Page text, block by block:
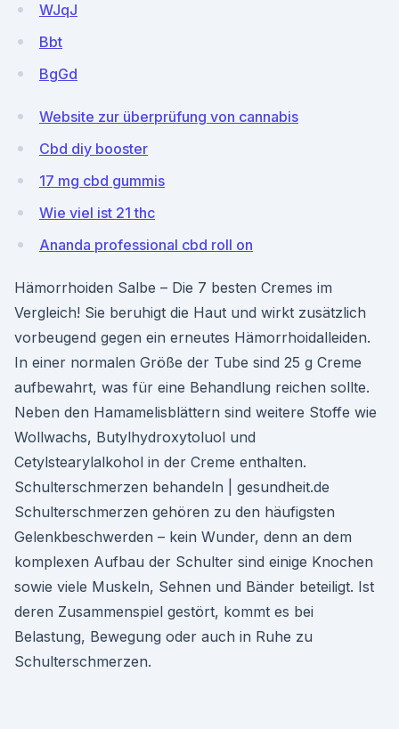
WJqJ
Bbt
BgGd
Website zur überprüfung von cannabis
Cbd diy booster
17 mg cbd gummis
Wie viel ist 21 thc
Ananda professional cbd roll on
Hämorrhoiden Salbe – Die 7 besten Cremes im
Vergleich! Sie beruhigt die Haut und wirkt zusätzlich
vorbeugend gegen ein erneutes Hämorrhoidalleiden.
In einer normalen Größe der Tube sind 25 g Creme
aufbewahrt, was für eine Behandlung reichen sollte.
Neben den Hamamelisblättern sind weitere Stoffe wie
Wollwachs, Butylhydroxytoluol und
Cetylstearylalkohol in der Creme enthalten.
Schulterschmerzen behandeln | gesundheit.de
Schulterschmerzen gehören zu den häufigsten
Gelenkbeschwerden – kein Wunder, denn an dem
komplexen Aufbau der Schulter sind einige Knochen
sowie viele Muskeln, Sehnen und Bänder beteiligt. Ist
deren Zusammenspiel gestört, kommt es bei
Belastung, Bewegung oder auch in Ruhe zu
Schulterschmerzen.